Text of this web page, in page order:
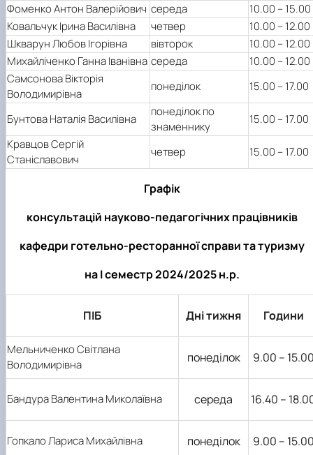
Фоменко Антон Валерійович середа
10.00 – 15.00
Ковальчук Ірина Василівна
четвер
10.00 – 12.00
Шкварун Любов Ігорівна
вівторок
10.00 – 12.00
Михайліченко Ганна Іванівна середа
10.00 – 12.00
Самсонова Вікторія
Володимирівна
понеділок 15.00 – 17.00
Бунтова Наталія Василівна
понеділок по
знаменнику
15.00 – 17.00
Кравцов Сергій
Станіславович
четвер 15.00 – 17.00
Графік
консультацій науково-педагогічних працівників
кафедри готельно-ресторанної справи та туризму
на І семестр 2024/2025 н.р.
ПІБ Дні тижня Години
Мельниченко Світлана
Володимирівна
понеділок 9.00 –
Бандура Валентина Миколаївна середа 16.40 –
Гопкало Лариса Михайлівна понеділок 9.00 –